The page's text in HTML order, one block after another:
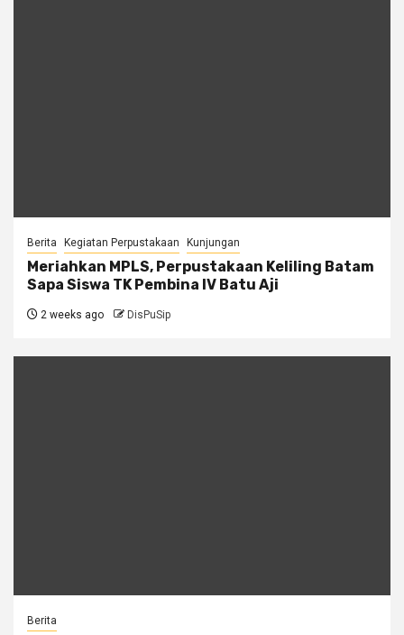
Berita Kegiatan Perpustakaan Kunjungan
Meriahkan MPLS, Perpustakaan Keliling Batam
Sapa Siswa TK Pembina IV Batu Aji
2 weeks ago DisPuSip
Berita